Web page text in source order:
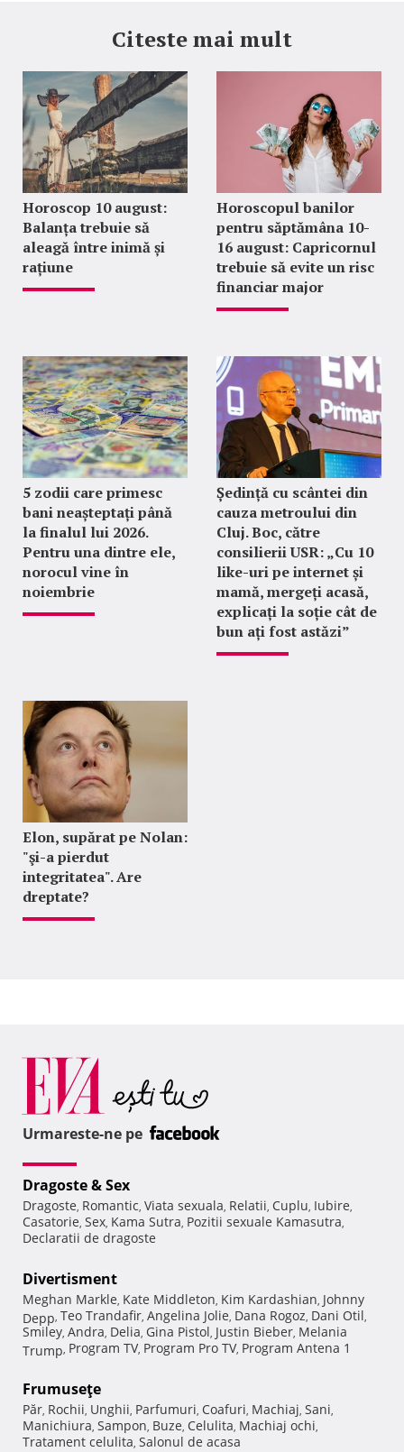
Citeste mai mult
Horoscop 10 august:
Balanța trebuie să
aleagă între inimă și
rațiune
Horoscopul banilor
pentru săptămâna 10-
16 august: Capricornul
trebuie să evite un risc
financiar major
5 zodii care primesc
bani neașteptați până
la finalul lui 2026.
Pentru una dintre ele,
norocul vine în
noiembrie
Ședință cu scântei din
cauza metroului din
Cluj. Boc, către
consilierii USR: „Cu 10
like-uri pe internet și
mamă, mergeți acasă,
explicați la soție cât de
bun ați fost astăzi”
Elon, supărat pe Nolan:
"şi-a pierdut
integritatea". Are
dreptate?
Urmareste-ne pe
Dragoste & Sex
Dragoste, Romantic, Viata sexuala, Relatii, Cuplu, Iubire,
Casatorie, Sex, Kama Sutra, Pozitii sexuale Kamasutra,
Declaratii de dragoste
Divertisment
Meghan Markle, Kate Middleton, Kim Kardashian, Johnny
Depp, Teo Trandafir, Angelina Jolie, Dana Rogoz, Dani Otil,
Smiley, Andra, Delia, Gina Pistol, Justin Bieber, Melania
Trump, Program TV, Program Pro TV, Program Antena 1
Frumuseţe
Păr, Rochii, Unghii, Parfumuri, Coafuri, Machiaj, Sani,
Manichiura, Sampon, Buze, Celulita, Machiaj ochi,
Tratament celulita, Salonul de acasa